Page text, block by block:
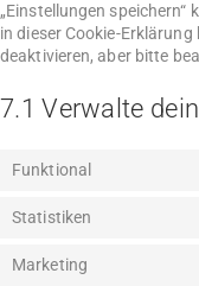
„Einstellungen
in dieser Cookie-
deaktivieren, aber bitte
7.1 Verwalte
Funktional
Statistiken
Marketing